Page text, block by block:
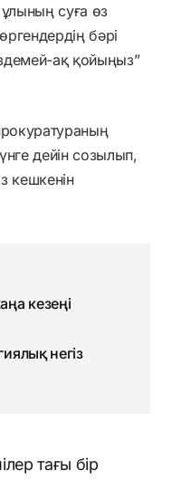
суға өз
бәрі
ақ қойыңыз”
дейін созылып,
кешкенін
кезеңі
негіз
тағы бір